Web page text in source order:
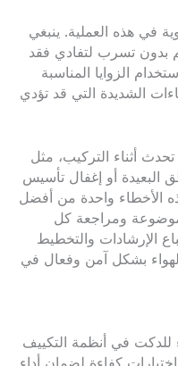
في هذه العملية. ينبغي
بدون تسرب لتفادي فقد
الزوايا المناسبة
الشديدة التي قد تؤدي
أثناء التركيب، مثل
البعيدة أو إغفال تأسيس
الأخطاء واحدة من أفضل
ومراجعة كل
الإرشادات والتخطيط
بشكل آمن وفعال في
للدكت في أنظمة التكييف